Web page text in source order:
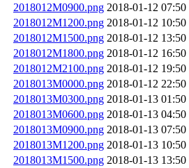
2018012M0900.png 2018-01-12 07:50
2018012M1200.png 2018-01-12 10:50
2018012M1500.png 2018-01-12 13:50
2018012M1800.png 2018-01-12 16:50
2018012M2100.png 2018-01-12 19:50
2018013M0000.png 2018-01-12 22:50
2018013M0300.png 2018-01-13 01:50
2018013M0600.png 2018-01-13 04:50
2018013M0900.png 2018-01-13 07:50
2018013M1200.png 2018-01-13 10:50
2018013M1500.png 2018-01-13 13:50